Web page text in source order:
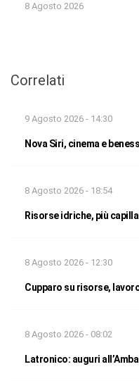
8 Agosto 2026
Correlati
9 Agosto 2026 - 14:30
Nova Siri, cinema e
8 Agosto 2026 - 18:54
Risorse idriche, più
8 Agosto 2026 - 12:30
Cupparo su risorse,
8 Agosto 2026 - 08:02
Latronico: auguri